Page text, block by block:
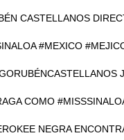
CASTELLANOS
#MEXICO
COMO
NEGRA